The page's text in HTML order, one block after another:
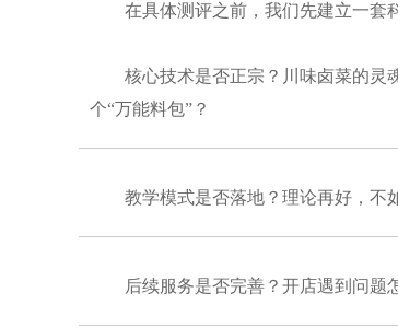
在具体测评之前，我们先建立一套
核心技术是否正宗？川味卤菜的灵
个“万能料包”？
教学模式是否落地？理论再好，不
后续服务是否完善？开店遇到问题